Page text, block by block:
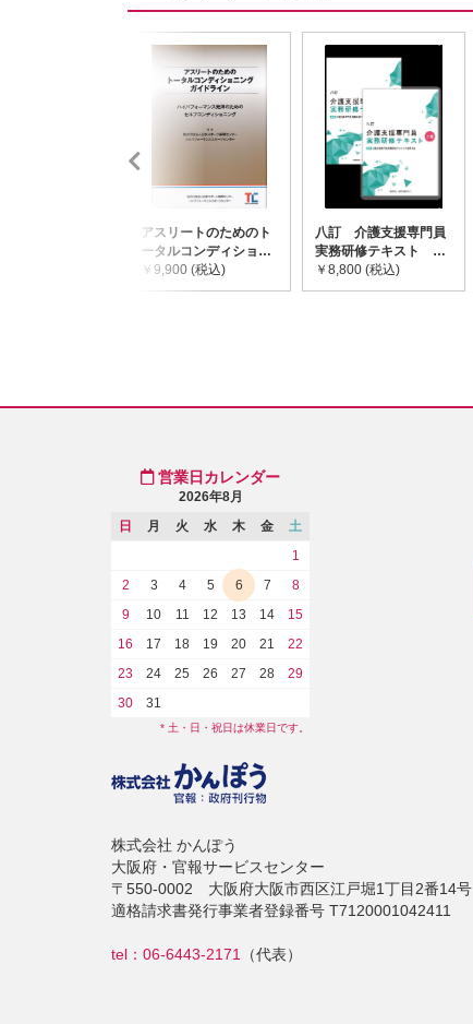
アスリートのためのト
ータルコンディショニ
ングガイドライン
￥9,900 (税込)
八訂 介護支援専門員
実務研修テキスト
(上・下巻/分売不可)
￥8,800 (税込)
営業日カレンダー
2026年8月
日
月 火 水 木 金
土
1
2
3 4 5 6 7
8
9
10 11 12 13 14
15
16
17 18 19 20 21
22
23
24 25 26 27 28
29
30
31
* 土・日・祝日は休業日です。
株式会社 かんぽう
大阪府・官報サービスセンター
〒550-0002 大阪府大阪市西区江戸堀1丁目2番14号
適格請求書発行事業者登録番号 T7120001042411
tel：06-6443-2171 （代表）